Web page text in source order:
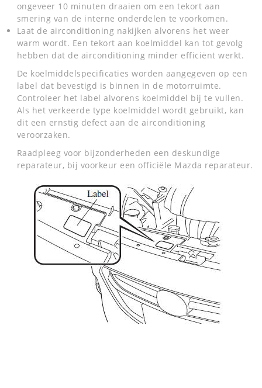
ongeveer 10 minuten draaien om een tekort aan
smering van de interne onderdelen te voorkomen.
Laat de airconditioning nakijken alvorens het weer
warm wordt. Een tekort aan koelmiddel kan tot gevolg
hebben dat de airconditioning minder efficiënt werkt.
De koelmiddelspecificaties worden aangegeven op een
label dat bevestigd is binnen in de motorruimte.
Controleer het label alvorens koelmiddel bij te vullen.
Als het verkeerde type koelmiddel wordt gebruikt, kan
dit een ernstig defect aan de airconditioning
veroorzaken.
Raadpleeg voor bijzonderheden een deskundige
reparateur, bij voorkeur een officiële Mazda reparateur.